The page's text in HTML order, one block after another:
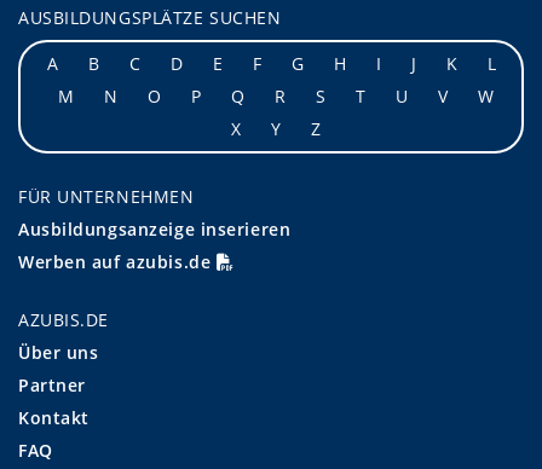
AUSBILDUNGSPLÄTZE SUCHEN
A
B C D E F G H I J K
L
M
N O P Q R S T U V
W
X
Y Z
FÜR UNTERNEHMEN
Ausbildungsanzeige inserieren
Werben auf azubis.de
AZUBIS.DE
Über uns
Partner
Kontakt
FAQ